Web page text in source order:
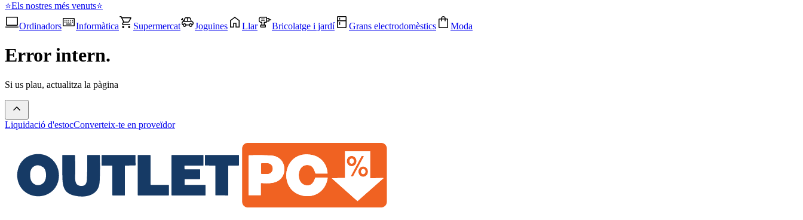
⭐Els nostres més venuts⭐
Ordinadors
Informàtica Supermercat Joguines Llar Bricolatge i jardí Grans electrodomèstics Moda
Error intern.
Si us plau, actualitza la pàgina
Liquidació d'estocConverteix-te en proveïdor